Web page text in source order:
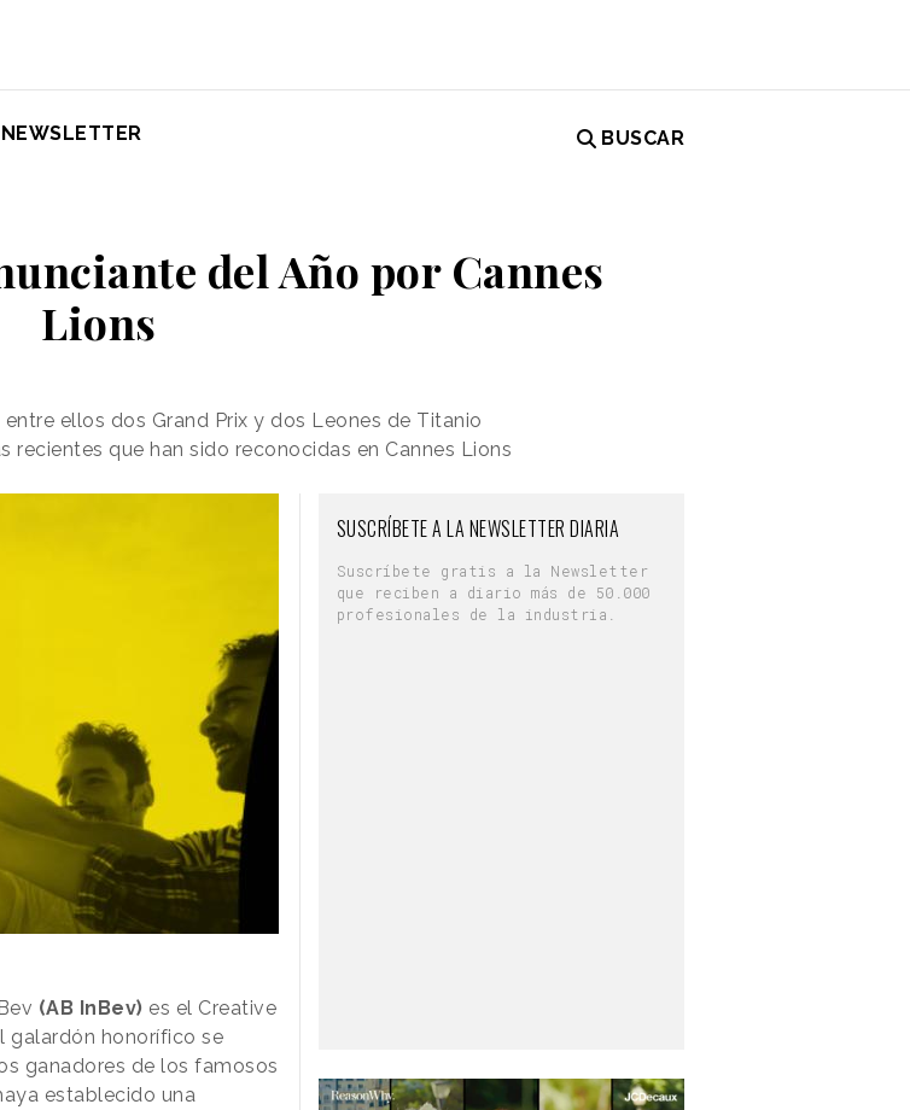
NEWSLETTER BUSCAR
del Año por Cannes
Lions
ellos dos Grand Prix y dos Leones de Titanio
recientes que han sido reconocidas en Cannes Lions
(AB InBev) es el Creative
galardón honorífico se
ganadores de los famosos
establecido una
SUSCRÍBETE A LA NEWSLETTER DIARIA
Suscríbete gratis a la Newsletter
que reciben a diario más de 50.000
profesionales de la industria.